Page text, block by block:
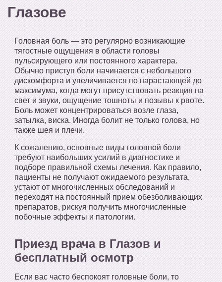
Глазове
Головная боль — это регулярно возникающие
тягостные ощущения в области головы
пульсирующего или постоянного характера.
Обычно приступ боли начинается с небольшого
дискомфорта и увеличивается по нарастающей до
максимума, когда могут присутствовать реакция на
свет и звуки, ощущение тошноты и позывы к рвоте.
Боль может концентрироваться возле глаза,
затылка, виска. Иногда болит не только голова, но
также шея и плечи.
К сожалению, основные виды головной боли
требуют наибольших усилий в диагностике и
подборе правильной схемы лечения. Как правило,
пациенты не получают ожидаемого результата,
устают от многочисленных обследований и
переходят на постоянный прием обезболивающих
препаратов, рискуя получить многочисленные
побочные эффекты и патологии.
Приезд врача в Глазов и
бесплатный осмотр
Если вас часто беспокоят головные боли, то